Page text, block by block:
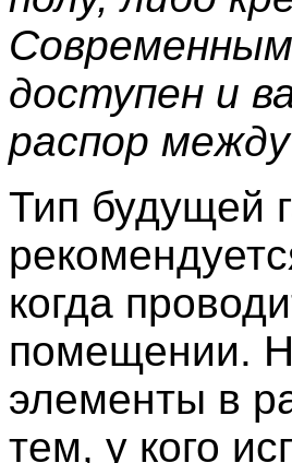
доступен и
распор
Тип будущей
когда
помещении.
элементы в
тем, у кого